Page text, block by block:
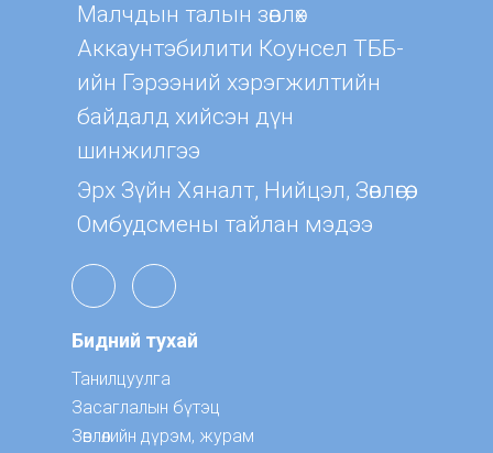
Малчдын талын зөвлөх
Aккаунтэбилити Коунсел ТББ-
ийн Гэрээний хэрэгжилтийн
байдалд хийсэн дүн
шинжилгээ
Эрх Зүйн Хяналт, Нийцэл, Зөвлөгөө,
Омбудсмены тайлан мэдээ
Бидний тухай
Танилцуулга
Засаглалын бүтэц
Зөвлөлийн дүрэм, журам